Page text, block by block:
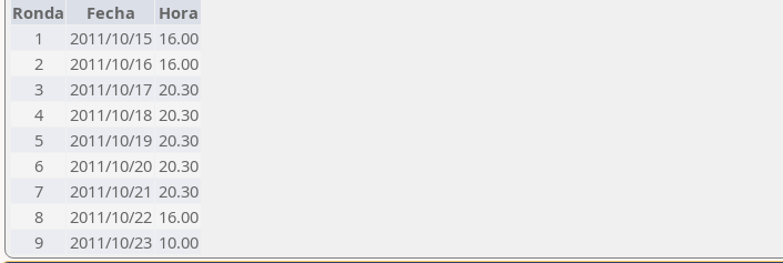
Ronda Fecha
Hora
1
2011/10/15 16.00
2
2011/10/16 16.00
3
2011/10/17 20.30
4
2011/10/18 20.30
5
2011/10/19 20.30
6
2011/10/20 20.30
7
2011/10/21 20.30
8
2011/10/22 16.00
9
2011/10/23 10.00